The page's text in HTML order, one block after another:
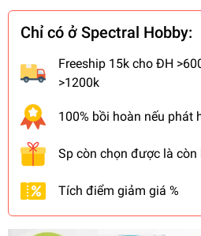
Chỉ có ở Spectral Hobby:
Freeship 15k cho ĐH
>1200k
100% bồi hoàn nếu phát
Sp còn chọn được là còn
Tích điểm giảm giá %